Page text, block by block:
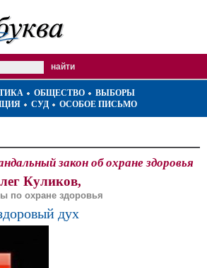
ОБЩЕСТВО
ВЫБОРЫ
СУД ОСОБОЕ ПИСЬМО
закон об охране здоровья
Куликов,
по охране здоровья
дух